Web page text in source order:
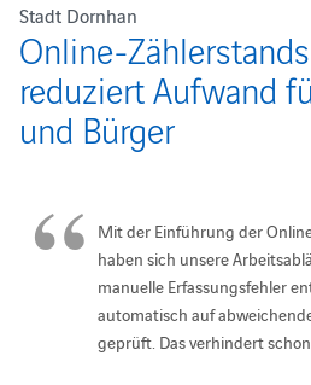
Stadt Dornhan
Online-
reduziert Aufwand
und Bürger
Mit der Einführung der
haben sich unsere
manuelle Erfassungsfehler
automatisch auf
geprüft. Das verhindert